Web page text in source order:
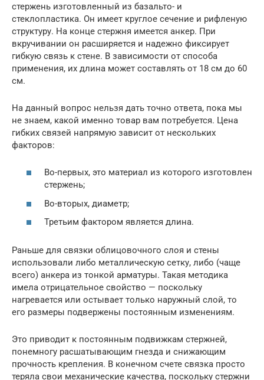
стержень изготовленный из базальто- и
стеклопластика. Он имеет круглое сечение и рифленую
структуру. На конце стержня имеется анкер. При
вкручивании он расширяется и надежно фиксирует
гибкую связь к стене. В зависимости от способа
применения, их длина может составлять от 18 см до 60
см.
На данный вопрос нельзя дать точно ответа, пока мы
не знаем, какой именно товар вам потребуется. Цена
гибких связей напрямую зависит от нескольких
факторов:
Во-первых, это материал из которого изготовлен
стержень;
Во-вторых, диаметр;
Третьим фактором является длина.
Раньше для связки облицовочного слоя и стены
использовали либо металлическую сетку, либо (чаще
всего) анкера из тонкой арматуры. Такая методика
имела отрицательное свойство — поскольку
нагревается или остывает только наружный слой, то
его размеры подвержены постоянным изменениям.
Это приводит к постоянным подвижкам стержней,
понемногу расшатывающим гнезда и снижающим
прочность крепления. В конечном счете связка просто
теряла свои механические качества, поскольку стержни